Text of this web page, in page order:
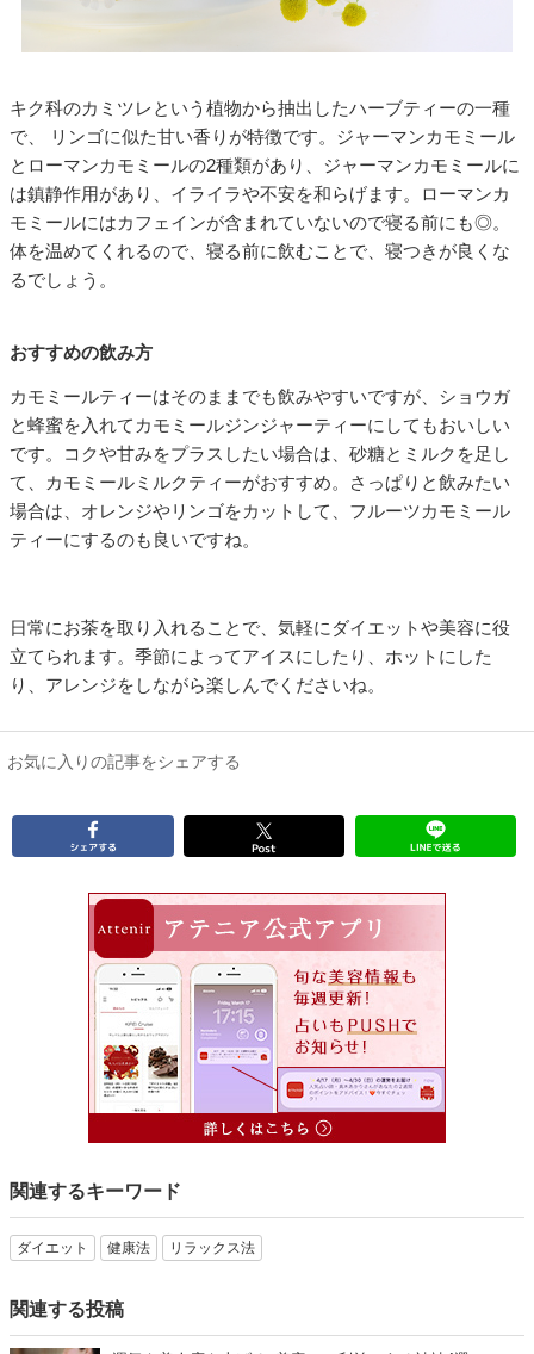
キク科のカミツレという植物から抽出したハーブティーの一種
で、 リンゴに似た甘い香りが特徴です。ジャーマンカモミール
とローマンカモミールの2種類があり、ジャーマンカモミールに
は鎮静作用があり、イライラや不安を和らげます。ローマンカ
モミールにはカフェインが含まれていないので寝る前にも◎。
体を温めてくれるので、寝る前に飲むことで、寝つきが良くな
るでしょう。
おすすめの飲み方
カモミールティーはそのままでも飲みやすいですが、ショウガ
と蜂蜜を入れてカモミールジンジャーティーにしてもおいしい
です。コクや甘みをプラスしたい場合は、砂糖とミルクを足し
て、カモミールミルクティーがおすすめ。さっぱりと飲みたい
場合は、オレンジやリンゴをカットして、フルーツカモミール
ティーにするのも良いですね。
日常にお茶を取り入れることで、気軽にダイエットや美容に役
立てられます。季節によってアイスにしたり、ホットにした
り、アレンジをしながら楽しんでくださいね。
お気に入りの記事をシェアする
関連するキーワード
ダイエット 健康法 リラックス法
関連する投稿